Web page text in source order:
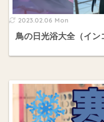
2023.02.06 Mon
鳥の日光浴大全（イン